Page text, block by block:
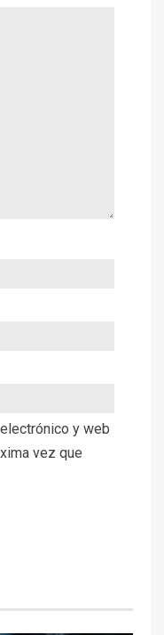
y web
vez que